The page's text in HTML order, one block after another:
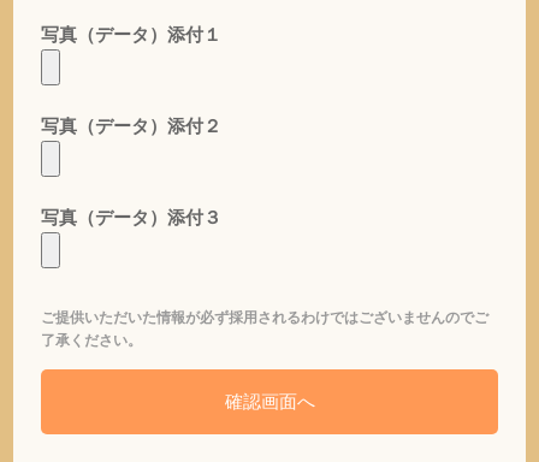
写真（データ）添付１
写真（データ）添付２
写真（データ）添付３
ご提供いただいた情報が必ず採用されるわけではございませんのでご
了承ください。